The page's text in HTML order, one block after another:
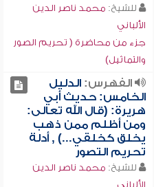
للشيخ: محمد ناصر الدين
الألباني
جزء من محاضرة ( تحريم الصور
والتماثيل)
الفهرس:الدليل
الخامس: حديث أبي
هريرة: (قال الله تعالى:
ومن أظلم ممن ذهب
يخلق كخلقي...) , أدلة
تحريم التصور
للشيخ: محمد ناصر الدين
الألباني